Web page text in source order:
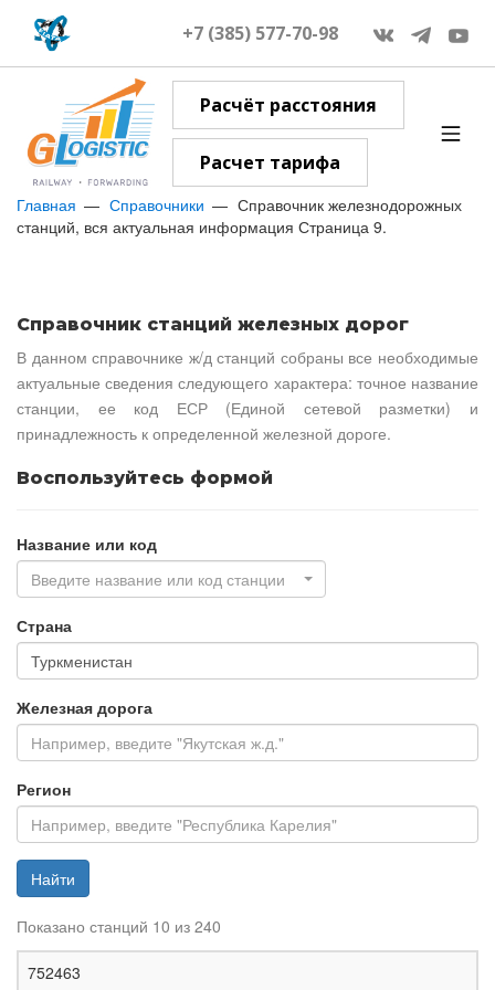
+7 (385) 577-70-98
Расчёт расстояния
Расчет тарифа
Главная Справочники
Справочник железнодорожных
станций, вся актуальная информация Страница 9.
Справочник станций железных дорог
В данном справочнике ж/д станций собраны все необходимые
актуальные сведения следующего характера: точное название
станции, ее код ЕСР (Единой сетевой разметки) и
принадлежность к определенной железной дороге.
Воспользуйтесь формой
Название или код
Введите название или код станции
Страна
Железная дорога
Регион
Найти
Показано станций 10 из 240
752463